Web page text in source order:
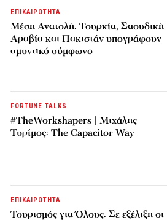
ΕΠΙΚΑΙΡΟΤΗΤΑ
Μέση Ανατολή: Τουρκία, Σαουδική
Αραβία και Πακιστάν υπογράφουν
αμυντικό σύμφωνο
FORTUNE TALKS
#TheWorkshapers | Μιχάλης
Τυρίμος: The Capacitor Way
ΕΠΙΚΑΙΡΟΤΗΤΑ
Τουρισμός για Όλους: Σε εξέλιξη οι